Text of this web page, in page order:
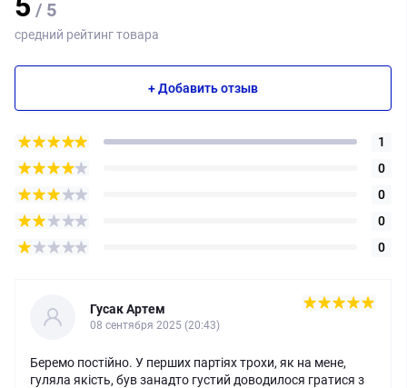
/ 5
средний рейтинг товара
+ Добавить отзыв
1
0
0
0
0
Гусак Артем
08 сентября 2025 (20:43)
Беремо постійно. У перших партіях трохи, як на мене,
гуляла якість, був занадто густий доводилося гратися з